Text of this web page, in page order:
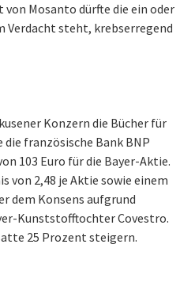
Mosanto dürfte die ein oder
Verdacht steht, krebserregend
Konzern die Bücher für
französische Bank BNP
103 Euro für die Bayer-Aktie.
von 2,48 je Aktie sowie einem
dem Konsens aufgrund
Kunststofftochter Covestro.
25 Prozent steigern.